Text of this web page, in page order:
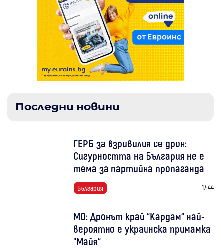
Последни новини
ГЕРБ за взривилия се дрон:
Сигурността на България не е
тема за партийна пропаганда
България 17:44
МО: Дронът край “Кардам“ най-
вероятно е украинска примамка
“Майя“